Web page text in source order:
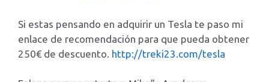
Si estas pensando en adquirir un Tesla te paso mi
enlace de recomendación para que pueda obtener
250€ de descuento. http://treki23.com/tesla